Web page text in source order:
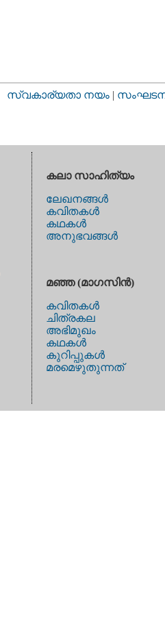
സ്വകാര്യതാ നയം |
കലാ സാഹിത്യം
ലേഖനങ്ങള്‍
കവിതകള്‍
കഥകള്‍
അനുഭവങ്ങള്‍
മഞ്ഞ (മാഗസിന്‍)
കവിതകള്‍
ചിത്രകല
അഭിമുഖം
കഥകള്‍
കുറിപ്പുകള്‍
മരമെഴുതുന്നത്